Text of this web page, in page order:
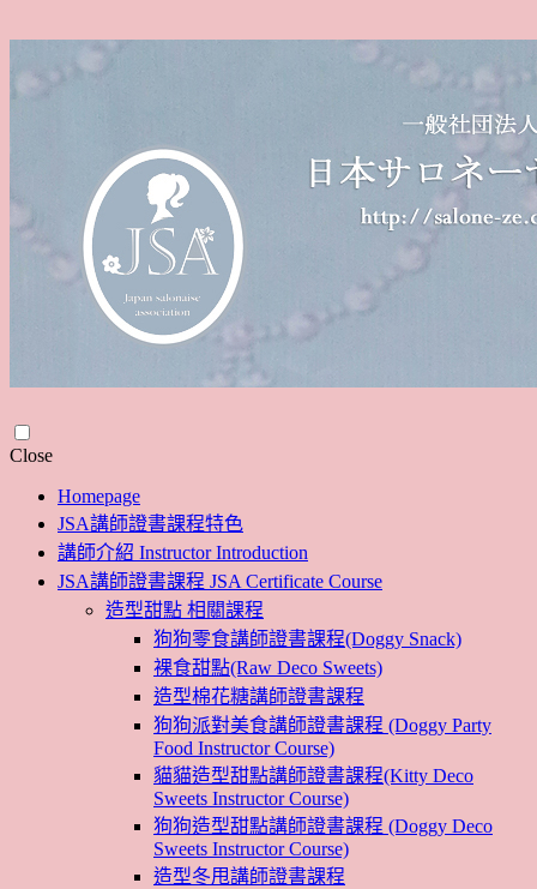
CloseSkip
content
Homepage
JSA講師證書課程特色
講師介紹 Instructor Introduction
JSA講師證書課程 JSA Certificate Course
造型甜點 相關課程
狗狗零食講師證書課程(Doggy Snack)
裸食甜點(Raw Deco Sweets)
造型棉花糖講師證書課程
狗狗派對美食講師證書課程 (Doggy Party
Food Instructor Course)
貓貓造型甜點講師證書課程(Kitty Deco
Sweets Instructor Course)
狗狗造型甜點講師證書課程 (Doggy Deco
Sweets Instructor Course)
造型冬甩講師證書課程